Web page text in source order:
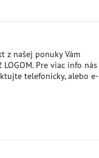
z našej ponuky Vám
Pre viac info nás
telefonicky, alebo e-